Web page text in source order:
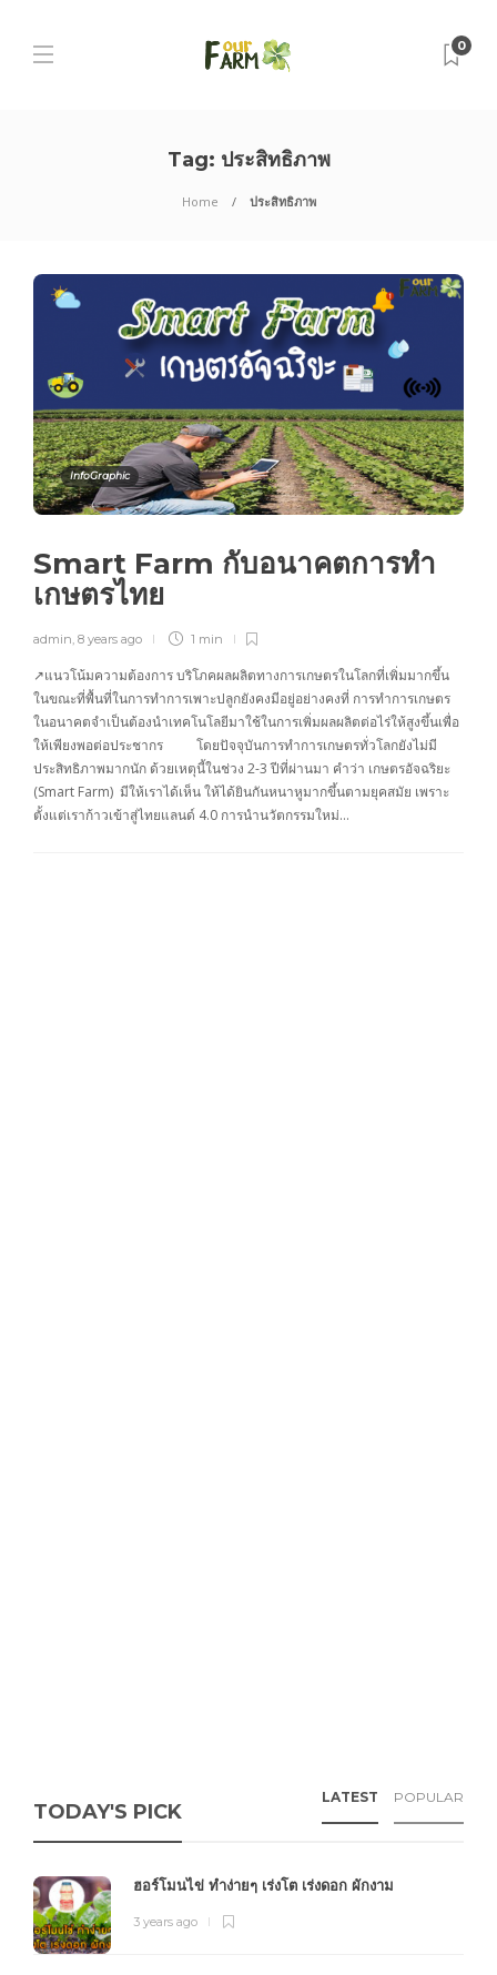
0
Tag: ประสิทธิภาพ
Home ประสิทธิภาพ
InfoGraphic
Smart Farm กับอนาคตการทำ
เกษตรไทย
admin, 8 years ago 1 min
↗แนวโน้มความต้องการ บริโภคผลผลิตทางการเกษตรในโลกที่เพิ่มมากขึ้น
ในขณะที่พื้นที่ในการทำการเพาะปลูกยังคงมีอยู่อย่างคงที่ การทำการเกษตร
ในอนาคตจำเป็นต้องนำเทคโนโลยีมาใช้ในการเพิ่มผลผลิตต่อไร่ให้สูงขึ้นเพื่อ
ให้เพียงพอต่อประชากร โดยปัจจุบันการทำการเกษตรทั่วโลกยังไม่มี
ประสิทธิภาพมากนัก ด้วยเหตุนี้ในช่วง 2-3 ปีที่ผ่านมา คำว่า เกษตรอัจฉริยะ
(Smart Farm) มีให้เราได้เห็น ให้ได้ยินกันหนาหูมากขึ้นตามยุคสมัย เพราะ
ตั้งแต่เราก้าวเข้าสู่ไทยแลนด์ 4.0 การนำนวัตกรรมใหม่…
TODAY'S PICK
LATEST POPULAR
ฮอร์โมนไข่ ทำง่ายๆ เร่งโต เร่งดอก ผักงาม
3 years ago